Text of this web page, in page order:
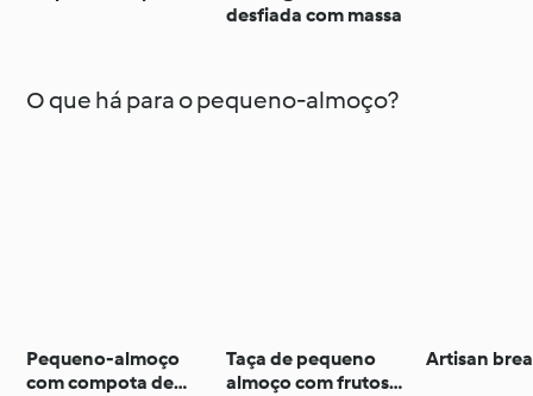
desfiada com massa
O que há para o pequeno-almoço?
Pequeno-almoço
com compota de
Taça de pequeno
almoço com frutos
Artisan